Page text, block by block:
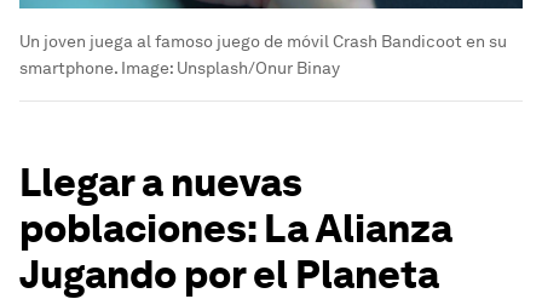
Un joven juega al famoso juego de móvil Crash Bandicoot en su
smartphone. Image: Unsplash/Onur Binay
Llegar a nuevas
poblaciones: La Alianza
Jugando por el Planeta